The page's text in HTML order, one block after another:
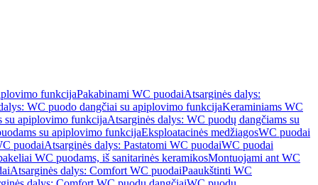
funkcijaPakabinami WC puodaiAtsarginės dalys:
WC puodo dangčiai su apiplovimo funkcijaKeraminiams WC
su apiplovimo funkcijaAtsarginės dalys: WC puodų dangčiams su
su apiplovimo funkcijaEksploatacinės medžiagosWC puodai
puodaiAtsarginės dalys: Pastatomi WC puodaiWC puodai
WC puodams, iš sanitarinės keramikosMontuojami ant WC
Atsarginės dalys: Comfort WC puodaiPaaukštinti WC